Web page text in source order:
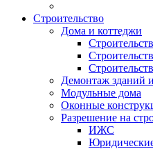
Строительство
Дома и коттеджи
Демонтаж зданий
Модульные дома
Оконные
Разрешение на
ИЖС